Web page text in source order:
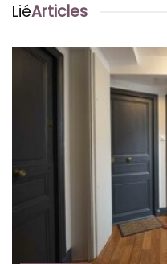
LiéArticles